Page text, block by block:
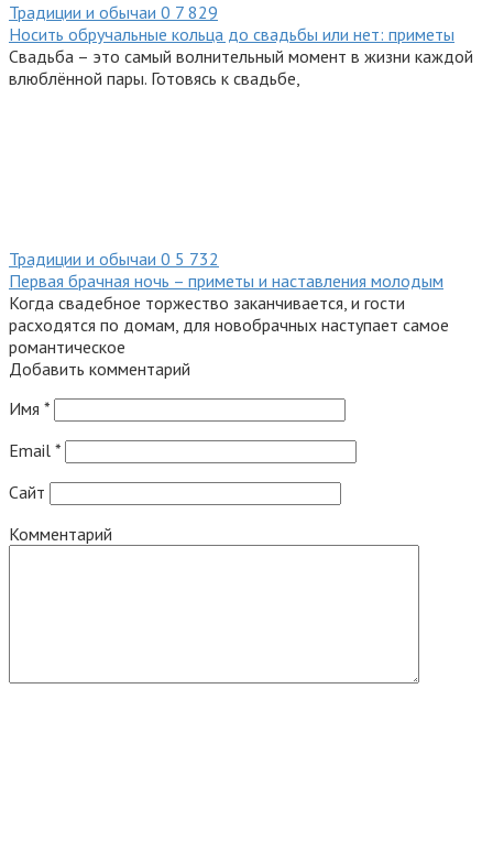
Традиции и обычаи 0 7 829
Носить обручальные кольца до свадьбы или нет: приметы
Свадьба – это самый волнительный момент в жизни каждой
влюблённой пары. Готовясь к свадьбе,
Традиции и обычаи 0 5 732
Первая брачная ночь – приметы и наставления молодым
Когда свадебное торжество заканчивается, и гости
расходятся по домам, для новобрачных наступает самое
романтическое
Добавить комментарий
Имя *
Email *
Сайт
Комментарий